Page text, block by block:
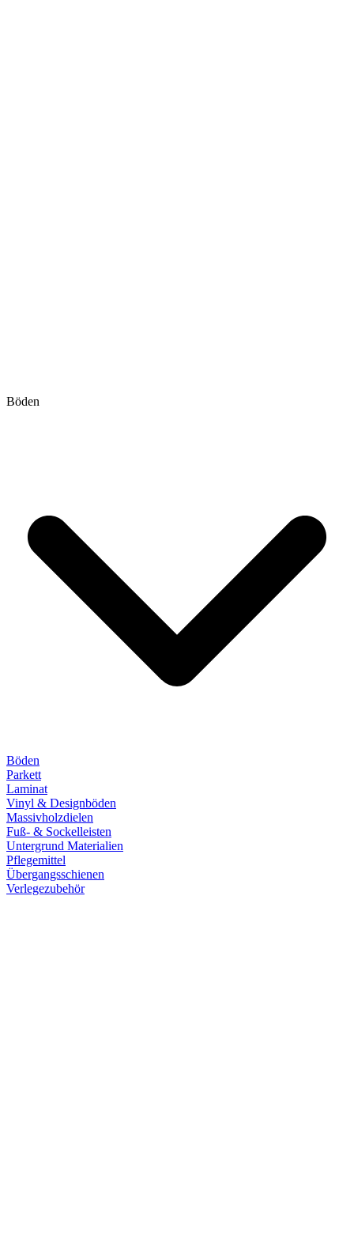
Böden
Böden
Parkett
Laminat
Vinyl & Designböden
Massivholzdielen
Fuß- & Sockelleisten
Untergrund Materialien
Pflegemittel
Übergangsschienen
Verlegezubehör